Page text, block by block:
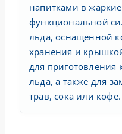
напитками в
функциональной
льда, оснащенной
хранения и
для приготовления
льда, а также для
трав, сока или кофе.